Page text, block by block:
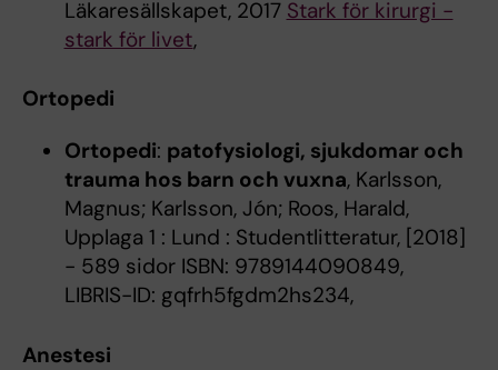
Läkaresällskapet, 2017 Stark för kirurgi -
stark för livet,
Ortopedi
Ortopedi: patofysiologi, sjukdomar och
trauma hos barn och vuxna, Karlsson,
Magnus; Karlsson, Jón; Roos, Harald,
Upplaga 1 : Lund : Studentlitteratur, [2018]
- 589 sidor ISBN: 9789144090849,
LIBRIS-ID: gqfrh5fgdm2hs234,
Anestesi